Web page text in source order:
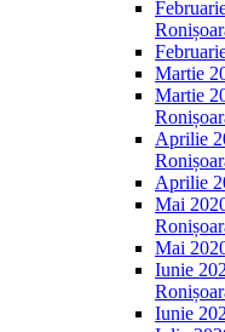
Martie
Martie
Aprilie
Aprilie
Mai
Mai
Iunie
Iunie